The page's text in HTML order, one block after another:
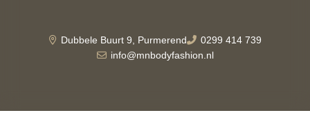
Dubbele Buurt 9, Purmerend
0299 414 739
info@mnbodyfashion.nl